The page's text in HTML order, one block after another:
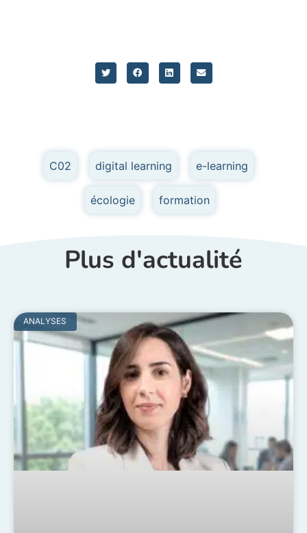
C02 digital learning e-learning
écologie formation
Plus d'actualité
ANALYSES